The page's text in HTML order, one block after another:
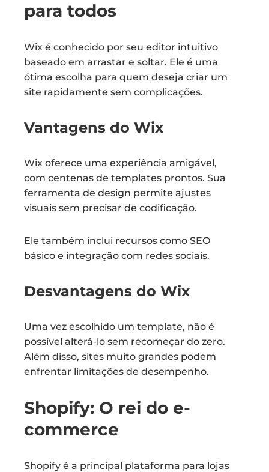
para todos
Wix é conhecido por seu editor intuitivo
baseado em arrastar e soltar. Ele é uma
ótima escolha para quem deseja criar um
site rapidamente sem complicações.
Vantagens do Wix
Wix oferece uma experiência amigável,
com centenas de templates prontos. Sua
ferramenta de design permite ajustes
visuais sem precisar de codificação.
Ele também inclui recursos como SEO
básico e integração com redes sociais.
Desvantagens do Wix
Uma vez escolhido um template, não é
possível alterá-lo sem recomeçar do zero.
Além disso, sites muito grandes podem
enfrentar limitações de desempenho.
Shopify: O rei do e-
commerce
Shopify é a principal plataforma para lojas